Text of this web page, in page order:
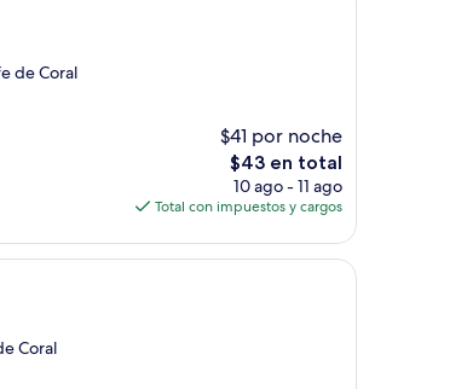
de Coral
$41 por noche
El
precio
actual
de
$43 en total
10 ago - 11 ago
Total con impuestos y cargos
Coral